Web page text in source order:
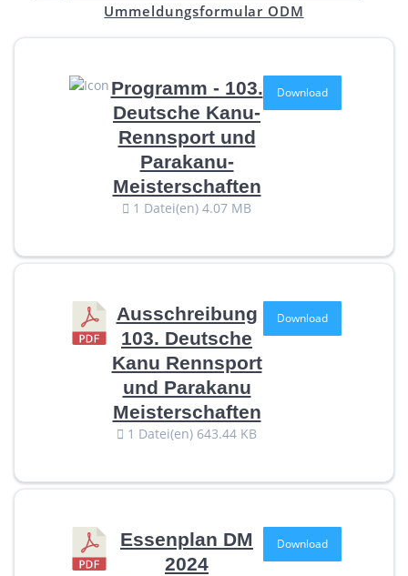
Ummeldungsformular ODM
Programm - 103.
Deutsche Kanu-
Rennsport und
Parakanu-
Meisterschaften
1 Datei(en) 4.07 MB
Download
Ausschreibung
103. Deutsche
Kanu Rennsport
und Parakanu
Meisterschaften
1 Datei(en) 643.44 KB
Download
Essenplan DM
2024
Download